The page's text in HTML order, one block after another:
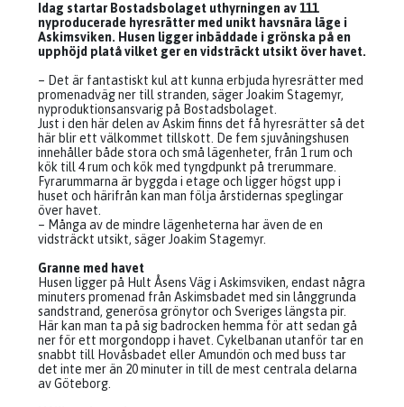
Idag startar Bostadsbolaget uthyrningen av 111
nyproducerade hyresrätter med unikt havsnära läge i
Askimsviken. Husen ligger inbäddade i grönska på en
upphöjd platå vilket ger en vidsträckt utsikt över havet.
– Det är fantastiskt kul att kunna erbjuda hyresrätter med
promenadväg ner till stranden, säger Joakim Stagemyr,
nyproduktionsansvarig på Bostadsbolaget.
Just i den här delen av Askim finns det få hyresrätter så det
här blir ett välkommet tillskott. De fem sjuvåningshusen
innehåller både stora och små lägenheter, från 1 rum och
kök till 4 rum och kök med tyngdpunkt på trerummare.
Fyrarummarna är byggda i etage och ligger högst upp i
huset och härifrån kan man följa årstidernas speglingar
över havet.
– Många av de mindre lägenheterna har även de en
vidsträckt utsikt, säger Joakim Stagemyr.
Granne med havet
Husen ligger på Hult Åsens Väg i Askimsviken, endast några
minuters promenad från Askimsbadet med sin långgrunda
sandstrand, generösa grönytor och Sveriges längsta pir.
Här kan man ta på sig badrocken hemma för att sedan gå
ner för ett morgondopp i havet. Cykelbanan utanför tar en
snabbt till Hovåsbadet eller Amundön och med buss tar
det inte mer än 20 minuter in till de mest centrala delarna
av Göteborg.